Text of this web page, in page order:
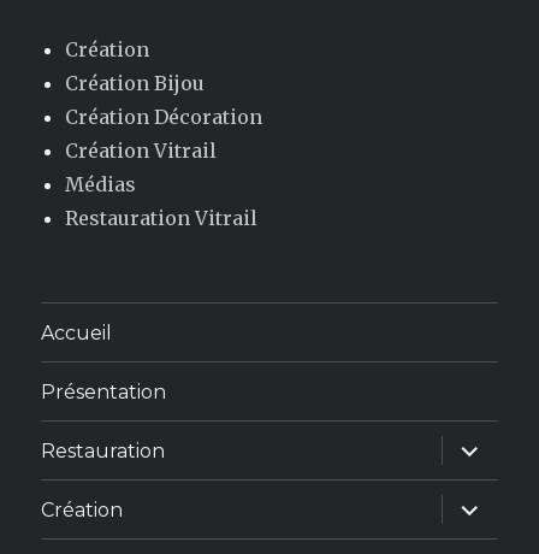
Création
Création Bijou
Création Décoration
Création Vitrail
Médias
Restauration Vitrail
Accueil
Présentation
Restauration
ouvrir
le
sous-
menu
Création
ouvrir
le
sous-